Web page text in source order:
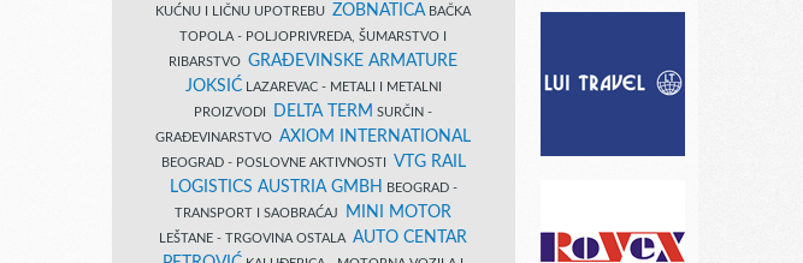
KUĆNU I LIČNU UPOTREBU ZOBNATICA BAČKA
TOPOLA - POLJOPRIVREDA, ŠUMARSTVO I
RIBARSTVO GRAĐEVINSKE ARMATURE
JOKSIĆLAZAREVAC - METALI I METALNI
PROIZVODI
DELTA TERM SURČIN -
GRAĐEVINARSTVO AXIOM INTERNATIONAL
BEOGRAD - POSLOVNE AKTIVNOSTI VTG RAIL
LOGISTICS AUSTRIA GMBH
BEOGRAD -
TRANSPORT I SAOBRAĆAJ
MINI MOTOR
LEŠTANE - TRGOVINA OSTALA AUTO CENTAR